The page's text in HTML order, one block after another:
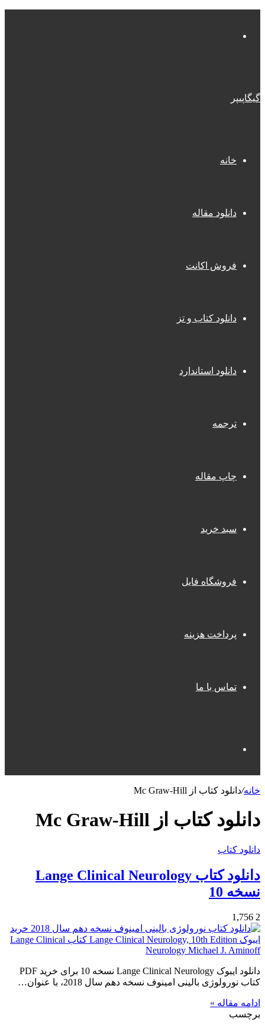
گیگاپیپر
خانه
دانلود مقاله
فروش اکانت
دانلود کتاب و تز
دانلود استاندارد
ترجمه
چاپ مقاله
سبد خرید
فروشگاه فایل
پرداخت هزینه
تماس با ما
خانه/دانلود کتاب از Mc Graw-Hill
دانلود کتاب از Mc Graw-Hill
دانلود کتاب
دانلود کتاب Lange Clinical Neurology
نسخه 10
2
دانلود ایبوک Lange Clinical Neurology نسخه 10 برای خرید PDF
کتاب نورولوژی بالینی امینوف نسخه دهم سال 2018، با عنوان…
ادامه مقاله »
برچسب